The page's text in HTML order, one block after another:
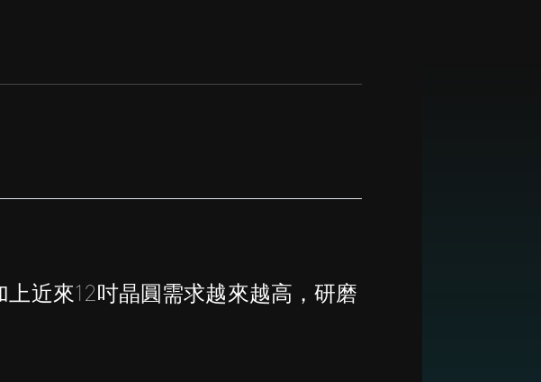
近來12吋晶圓需求越來越高，研磨